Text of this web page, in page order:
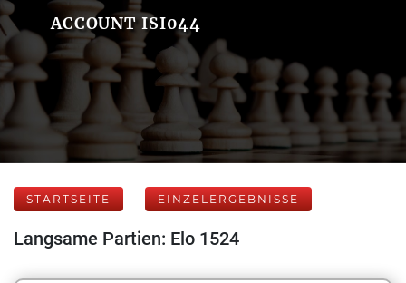
ACCOUNT ISI044
STARTSEITE EINZELERGEBNISSE
Langsame Partien: Elo 1524